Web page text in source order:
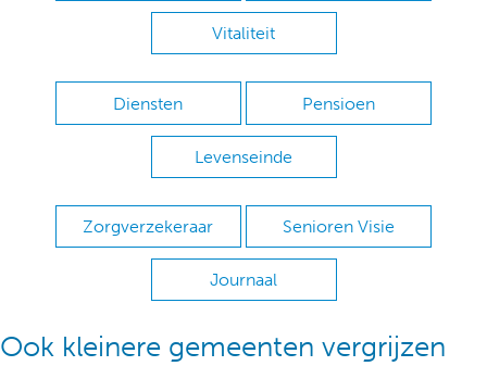
Vitaliteit
Diensten Pensioen
Levenseinde
Zorgverzekeraar Senioren Visie
Journaal
Ook kleinere gemeenten vergrijzen